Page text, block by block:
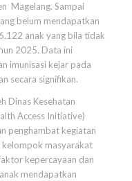
Magelang. Sampai
belum mendapatkan
anak yang bila tidak
2025. Data ini
imunisasi kejar pada
secara signifikan.
Dinas Kesehatan
Access Initiative)
penghambat kegiatan
masyarakat
kepercayaan dan
mendapatkan